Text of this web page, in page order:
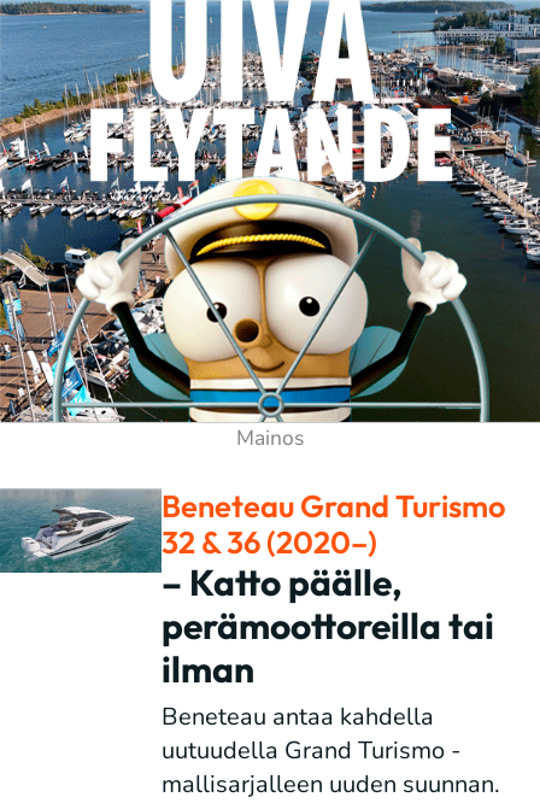
Beneteau Grand Turismo
32 & 36 (2020–)
– Katto päälle,
perämoottoreilla tai
ilman
Beneteau antaa kahdella
uutuudella Grand Turismo -
mallisarjalleen uuden suunnan.